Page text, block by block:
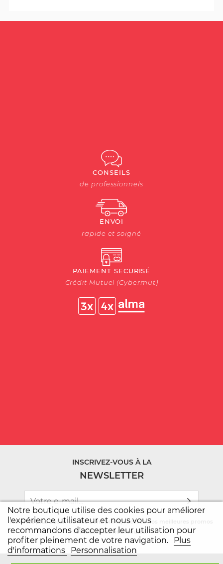
Notre boutique utilise des cookies pour améliorer
l'expérience utilisateur et nous vous
recommandons d'accepter leur utilisation pour
profiter pleinement de votre navigation.
Plus
d'informations
Personnalisation
CONSEILS
de professionnels
ENVOI
rapide et soigné
PAIEMENT SECURISÉ
Crédit Mutuel (Cybermut)
INSCRIVEZ-VOUS À LA
NEWSLETTER
Ne ratez plus aucun de nos bons plans, recevez nos meilleures promos
et toutes les nouveautés.